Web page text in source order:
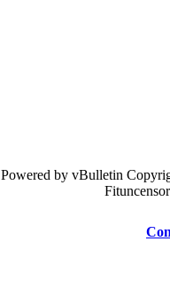
Powered by vBulletin